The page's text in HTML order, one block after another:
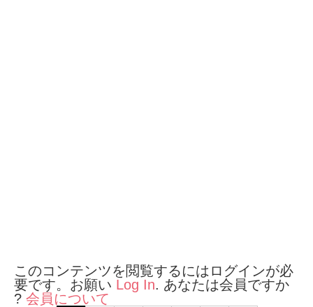
このコンテンツを閲覧するにはログインが必
要です。お願い Log In. あなたは会員ですか
? 会員について